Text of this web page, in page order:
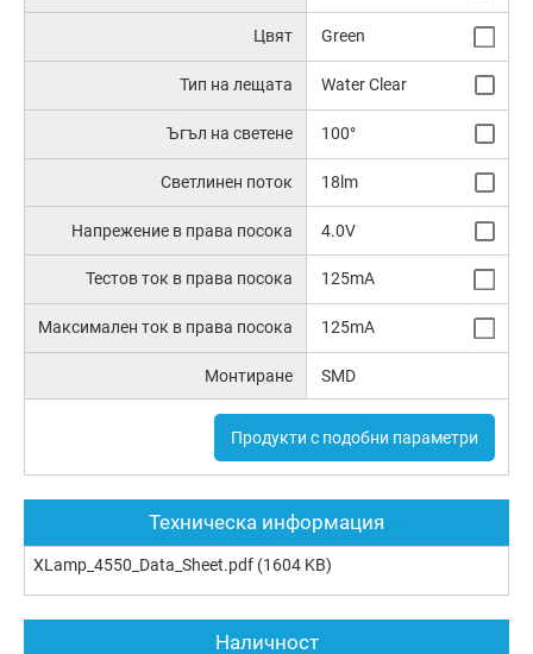
Цвят Green
Тип на лещата Water Clear
Ъгъл на светене 100°
Светлинен поток 18lm
Напрежение в права посока 4.0V
Тестов ток в права посока 125mA
Максимален ток в права посока 125mA
Монтиране SMD
Продукти с подобни параметри
Техническа информация
XLamp_4550_Data_Sheet.pdf (1604 KB)
Наличност